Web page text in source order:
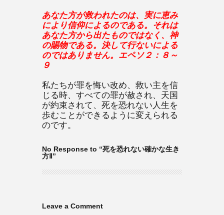
あなた方が救われたのは、実に恵み
により信仰によるのである。それは
あなた方から出たものではなく、神
の賜物である。決して行ないによる
のではありません。エペソ２：８～
９
私たちが罪を悔い改め、救い主を信
じる時、すべての罪が赦され、天国
が約束されて、死を恐れない人生を
歩むことができるように変えられる
のです。
No Response to “死を恐れない確かな生き
方Ⅱ”
Leave a Comment